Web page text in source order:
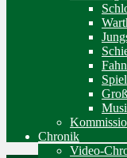
Chronik
Video-